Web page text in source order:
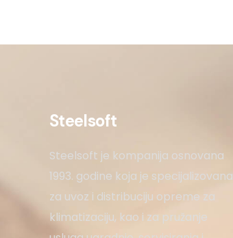
Steelsoft
Steelsoft je kompanija osnovana
1993. godine koja je specijalizovana
za uvoz i distribuciju opreme za
klimatizaciju, kao i za pružanje